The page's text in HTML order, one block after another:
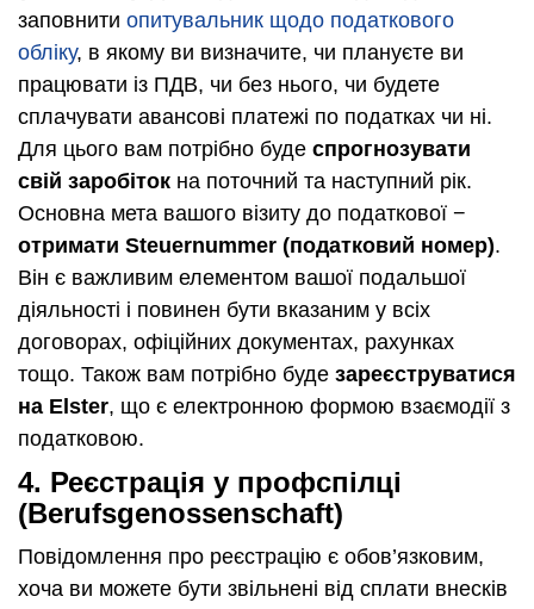
заповнити опитувальник щодо податкового
обліку, в якому ви визначите, чи плануєте ви
працювати із ПДВ, чи без нього, чи будете
сплачувати авансові платежі по податках чи ні.
Для цього вам потрібно буде спрогнозувати
свій заробіток на поточний та наступний рік.
Основна мета вашого візиту до податкової −
отримати Steuernummer (податковий номер).
Він є важливим елементом вашої подальшої
діяльності і повинен бути вказаним у всіх
договорах, офіційних документах, рахунках
тощо. Також вам потрібно буде зареєструватися
на Elster, що є електронною формою взаємодії з
податковою.
4. Реєстрація у профспілці
(Berufsgenossenschaft)
Повідомлення про реєстрацію є обов’язковим,
хоча ви можете бути звільнені від сплати внесків